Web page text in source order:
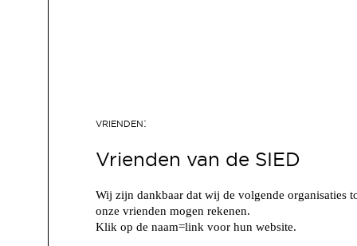
Vrienden van de SIED
Wij zijn dankbaar dat wij de volgende organisaties
onze vrienden mogen rekenen.
Klik op de naam=link voor hun website.